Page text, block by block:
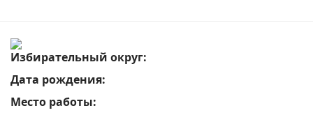
Избирательный округ:
Дата рождения:
Место работы: